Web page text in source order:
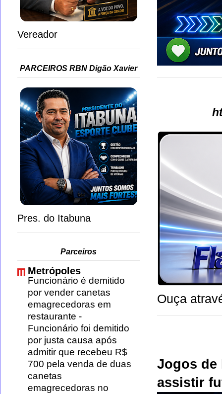
Ouça
Jogos de
assistir
Vereador
PARCEIROS RBN Digão Xavier
Pres. do Itabuna
Parceiros
Metrópoles
Funcionário é demitido
por vender canetas
emagrecedoras em
restaurante -
Funcionário foi demitido
por justa causa após
admitir que recebeu R$
700 pela venda de duas
canetas
emagrecedoras no